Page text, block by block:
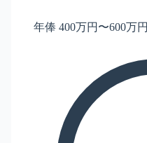
年俸 400万円〜600万円